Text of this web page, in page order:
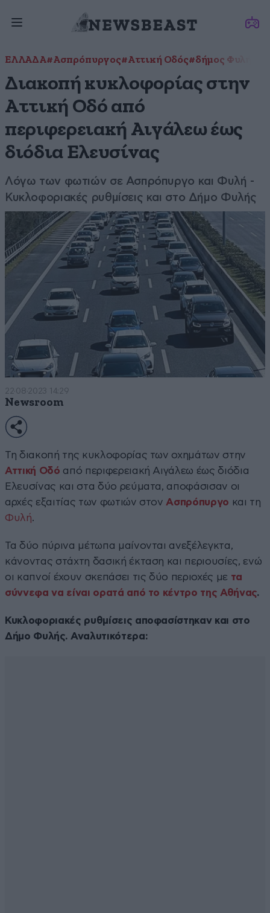
ΕΛΛΑΔΑ#Ασπρόπυργος#Αττική Οδός#δήμος Φυλής
Διακοπή κυκλοφορίας στην
Αττική Οδό από
περιφερειακή Αιγάλεω έως
διόδια Ελευσίνας
Λόγω των φωτιών σε Ασπρόπυργο και Φυλή -
Κυκλοφοριακές ρυθμίσεις και στο Δήμο Φυλής
22·08·2023 14:29
Newsroom
Τη διακοπή της κυκλοφορίας των οχημάτων στην
Αττική Οδό από περιφερειακή Αιγάλεω έως διόδια
Ελευσίνας και στα δύο ρεύματα, αποφάσισαν οι
αρχές εξαιτίας των φωτιών στον Ασπρόπυργο και τη
Φυλή.
Τα δύο πύρινα μέτωπα μαίνονται ανεξέλεγκτα,
κάνοντας στάχτη δασική έκταση και περιουσίες, ενώ
οι καπνοί έχουν σκεπάσει τις δύο περιοχές με τα
σύννεφα να είναι ορατά από το κέντρο της Αθήνας.
Κυκλοφοριακές ρυθμίσεις αποφασίστηκαν και στο
Δήμο Φυλής. Αναλυτικότερα: